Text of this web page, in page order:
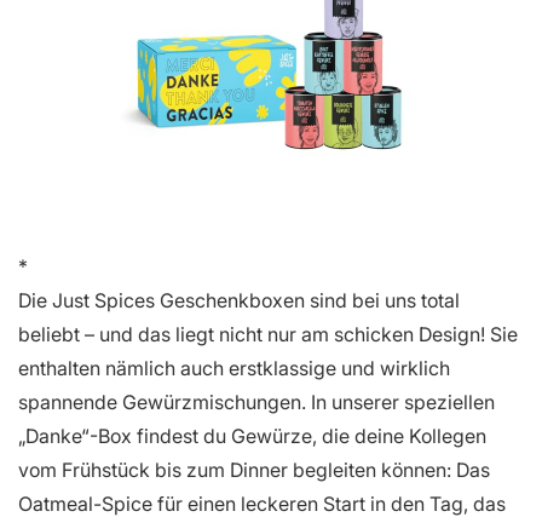
Die Just Spices Geschenkboxen sind bei uns total
beliebt – und das liegt nicht nur am schicken Design! Sie
enthalten nämlich auch erstklassige und wirklich
spannende Gewürzmischungen. In unserer speziellen
„Danke“-Box findest du Gewürze, die deine Kollegen
vom Frühstück bis zum Dinner begleiten können: Das
Oatmeal-Spice für einen leckeren Start in den Tag, das